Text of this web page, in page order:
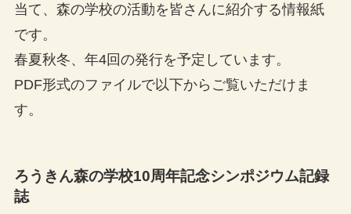
当て、森の学校の活動を皆さんに紹介する情報紙
です。
春夏秋冬、年4回の発行を予定しています。
PDF形式のファイルで以下からご覧いただけま
す。
ろうきん森の学校10周年記念シンポジウム記録
誌